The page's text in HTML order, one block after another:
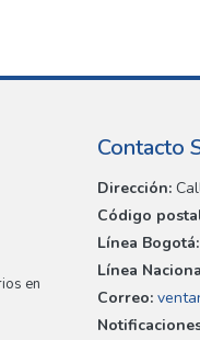
en
Contacto
Dirección:
Código
Línea Bogotá:
Línea
Correo: